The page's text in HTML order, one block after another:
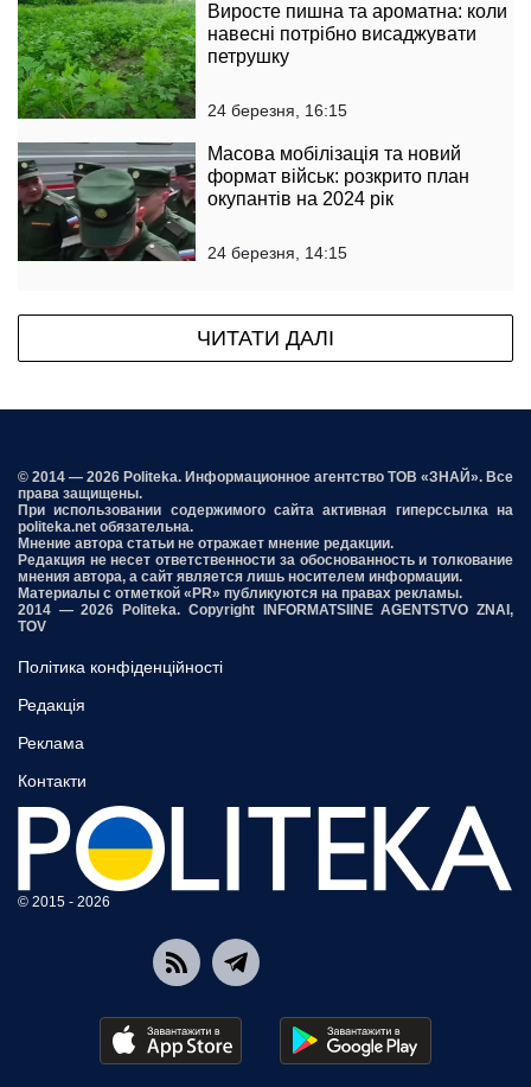
Виросте пишна та ароматна: коли
навесні потрібно висаджувати
петрушку
24 березня, 16:15
Масова мобілізація та новий
формат військ: розкрито план
окупантів на 2024 рік
24 березня, 14:15
ЧИТАТИ ДАЛІ
© 2014 — 2026 Politeka. Информационное агентство ТОВ «ЗНАЙ». Все
права защищены.
При использовании содержимого сайта активная гиперссылка на
politeka.net обязательна.
Мнение автора статьи не отражает мнение редакции.
Редакция не несет ответственности за обоснованность и толкование
мнения автора, а сайт является лишь носителем информации.
Материалы с отметкой «PR» публикуются на правах рекламы.
2014 — 2026 Politeka. Copyright INFORMATSIINE AGENTSTVO ZNAI,
TOV
Політика конфіденційності
Редакція
Реклама
Контакти
© 2015 - 2026